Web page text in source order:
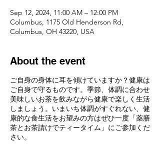
Sep 12, 2024, 11:00 AM – 12:00 PM
Columbus, 1175 Old Henderson Rd,
Columbus, OH 43220, USA
About the event
ご自身の身体に耳を傾けていますか？健康は
ご自身で守るものです。季節、体調に合わせ
美味しいお茶を飲みながら健康で楽しく生活
しましょう。いまいち体調がすぐれない、健
康的な食生活をお望みの方はぜひ一度「薬膳
茶とお茶請けでティータイム」にご参加くだ
さい。